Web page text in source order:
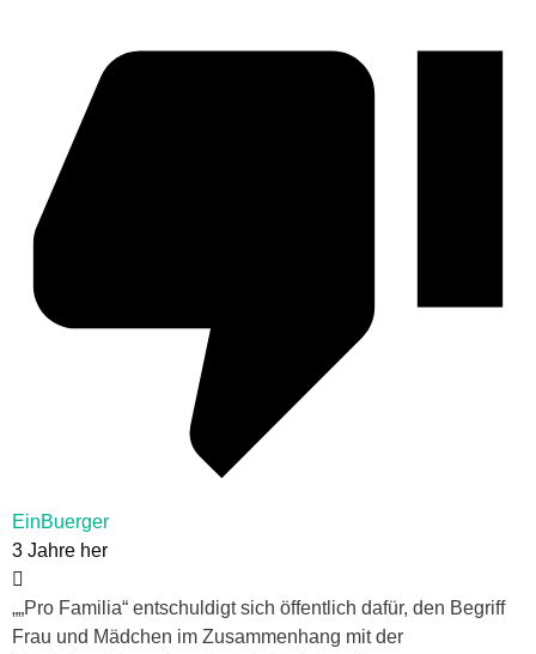
EinBuerger
3 Jahre her
„„Pro Familia“ entschuldigt sich öffentlich dafür, den Begriff
Frau und Mädchen im Zusammenhang mit der